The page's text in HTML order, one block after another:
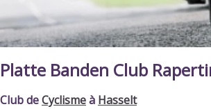
Platte Banden Club
Club deCyclismeà Hasselt